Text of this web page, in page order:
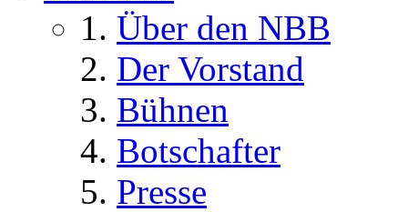
Über den NBB
Der Vorstand
Bühnen
Botschafter
Presse